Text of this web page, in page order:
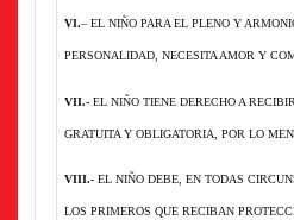
VI.– EL NIÑO PARA EL PLENO Y
PERSONALIDAD, NECESITA AMOR Y
VII.- EL NIÑO TIENE DERECHO A
GRATUITA Y OBLIGATORIA, POR LO
VIII.-EL NIÑO DEBE, EN TODAS
LOS PRIMEROS QUE RECIBAN